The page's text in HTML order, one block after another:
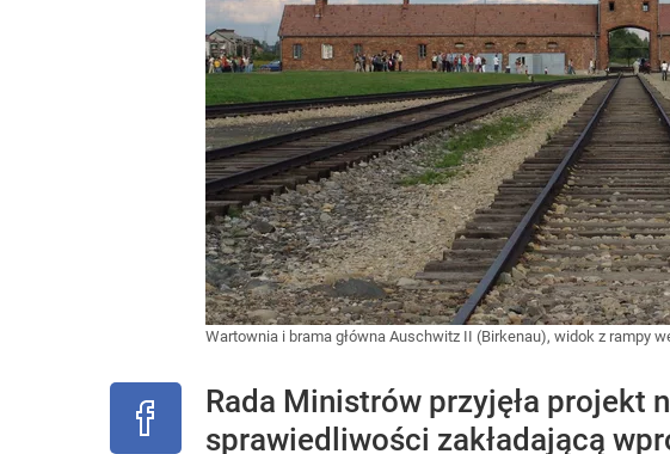
Wartownia i brama główna Auschwitz II (Birkenau), widok z rampy
Rada Ministrów przyjęła projekt
sprawiedliwości zakładającą